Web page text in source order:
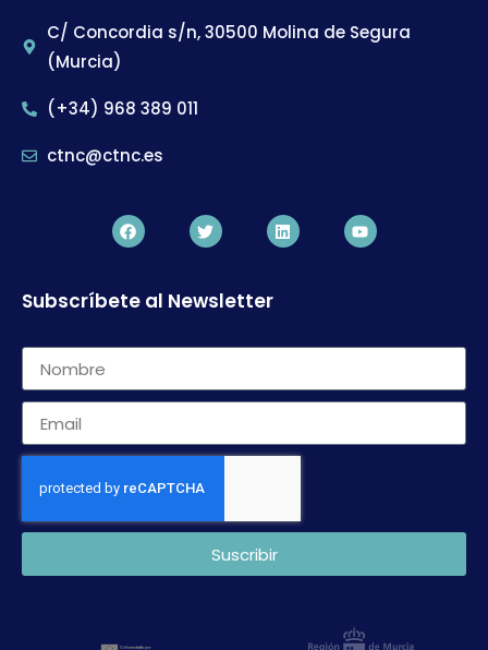
C/ Concordia s/n, 30500 Molina de Segura
(Murcia)
(+34) 968 389 011
ctnc@ctnc.es
Subscríbete al Newsletter
Suscribir